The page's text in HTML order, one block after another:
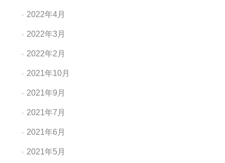
2022年4月
2022年3月
2022年2月
2021年10月
2021年9月
2021年7月
2021年6月
2021年5月